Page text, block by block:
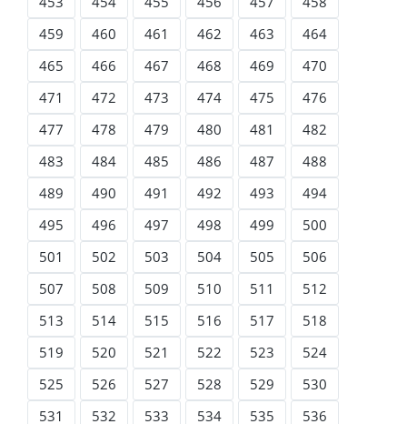
459
460 461 462 463
464
465
466 467 468 469
470
471
472 473 474 475
476
477
478 479 480 481
482
483
484 485 486 487
488
489
490 491 492 493
494
495
496 497 498 499
500
501
502 503 504 505
506
507
508 509 510 511
512
513
514 515 516 517
518
519
520 521 522 523
524
525
526 527 528 529
530
531
532 533 534 535
536